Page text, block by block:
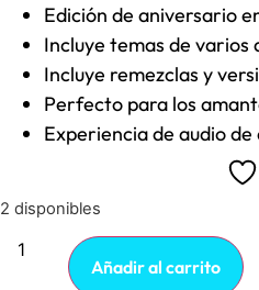
Edición de aniversario
Incluye temas de varios
Incluye remezclas y
Perfecto para los
Experiencia de audio
2 disponibles
Añadir al carrito